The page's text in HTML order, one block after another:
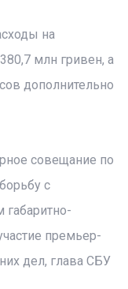
на
млн гривен, а
дополнительно
совещание по
с
премьер-
дел, глава СБУ